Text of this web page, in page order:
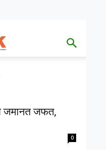
जमानत जफत,
0